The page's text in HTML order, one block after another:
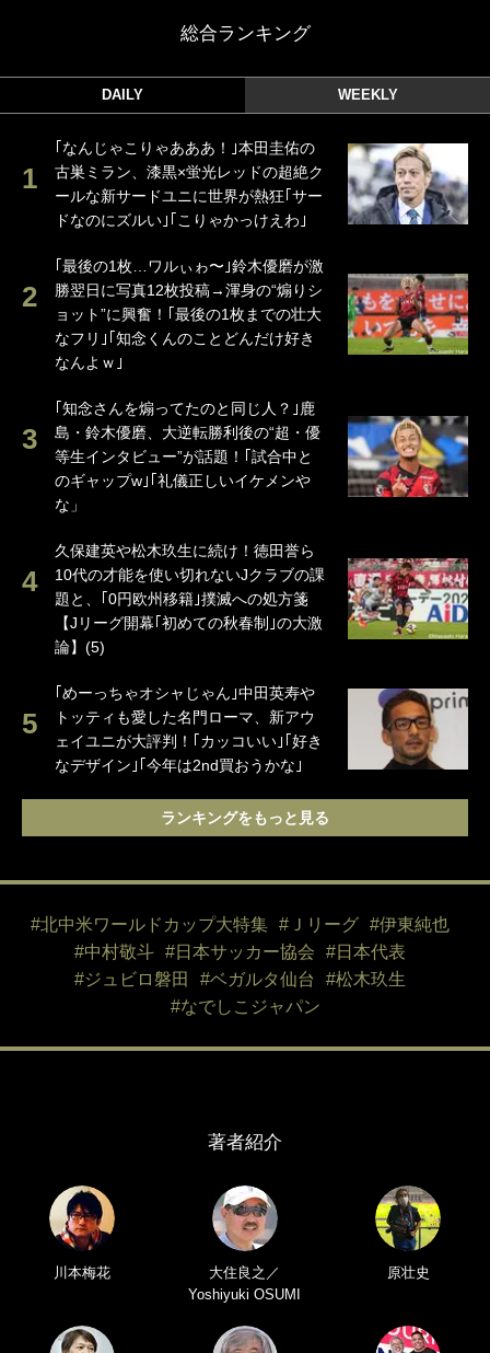
総合ランキング
DAILY WEEKLY
｢なんじゃこりゃあああ！｣本田圭佑の
古巣ミラン、漆黒×蛍光レッドの超絶ク
ールな新サードユニに世界が熱狂｢サー
ドなのにズルい｣｢こりゃかっけえわ｣
｢最後の1枚…ワルぃゎ〜｣鈴木優磨が激
勝翌日に写真12枚投稿→渾身の“煽りシ
ョット”に興奮！｢最後の1枚までの壮大
なフリ｣｢知念くんのことどんだけ好き
なんよｗ｣
｢知念さんを煽ってたのと同じ人？｣鹿
島・鈴木優磨、大逆転勝利後の“超・優
等生インタビュー”が話題！｢試合中と
のギャップw｣｢礼儀正しいイケメンや
な」
久保建英や松木玖生に続け！徳田誉ら
10代の才能を使い切れないJクラブの課
題と、｢0円欧州移籍｣撲滅への処方箋
【Jリーグ開幕｢初めての秋春制｣の大激
論】(5)
｢めーっちゃオシャじゃん｣中田英寿や
トッティも愛した名門ローマ、新アウ
ェイユニが大評判！｢カッコいい｣｢好き
なデザイン｣｢今年は2nd買おうかな｣
ランキングをもっと見る
#北中米ワールドカップ大特集 #Ｊリーグ
#伊東純也
#中村敬斗
#日本サッカー協会
#日本代表
#ジュビロ磐田
#ベガルタ仙台
#松木玖生
#なでしこジャパン
著者紹介
川本梅花
大住良之／
Yoshiyuki OSUMI
原壮史